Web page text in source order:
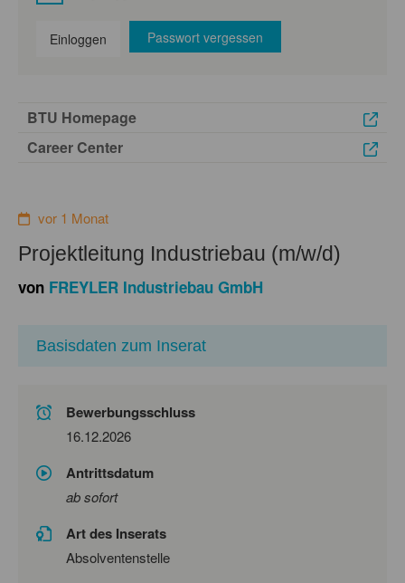
Einloggen Passwort vergessen
BTU Homepage
Career Center
vor 1 Monat
Projektleitung Industriebau (m/w/d)
von FREYLER Industriebau GmbH
Basisdaten zum Inserat
Bewerbungsschluss
16.12.2026
Antrittsdatum
ab sofort
Art des Inserats
Absolventenstelle